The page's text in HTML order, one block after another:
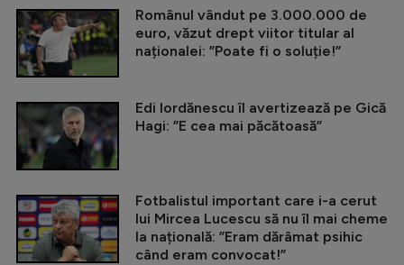
Românul vândut pe 3.000.000 de
euro, văzut drept viitor titular al
naționalei: ”Poate fi o soluție!”
Edi Iordănescu îl avertizează pe Gică
Hagi: ”E cea mai păcătoasă”
Fotbalistul important care i-a cerut
lui Mircea Lucescu să nu îl mai cheme
la națională: ”Eram dărâmat psihic
când eram convocat!”